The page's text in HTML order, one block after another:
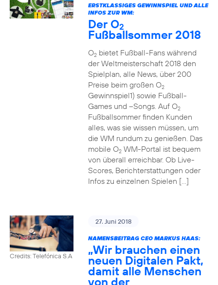
ERSTKLASSIGES GEWINNSPIEL UND ALLE
INFOS ZUR WM:
Der O2
Fußballsommer 2018
O2bietet Fußball-Fans während
der Weltmeisterschaft 2018 den
Spielplan, alle News, über 200
Preise beim großen O2
Gewinnspiel1) sowie Fußball-
Games und –Songs. Auf O2
Fußballsommer finden Kunden
alles, was sie wissen müssen, um
die WM rundum zu genießen. Das
mobile O2WM-Portal ist bequem
von überall erreichbar. Ob Live-
Scores, Berichterstattungen oder
Infos zu einzelnen Spielen […]
Credits: Telefónica S.A
27. Juni 2018
NAMENSBEITRAG CEO MARKUS HAAS:
„Wir brauchen einen
neuen Digitalen Pakt,
damit alle Menschen
von der